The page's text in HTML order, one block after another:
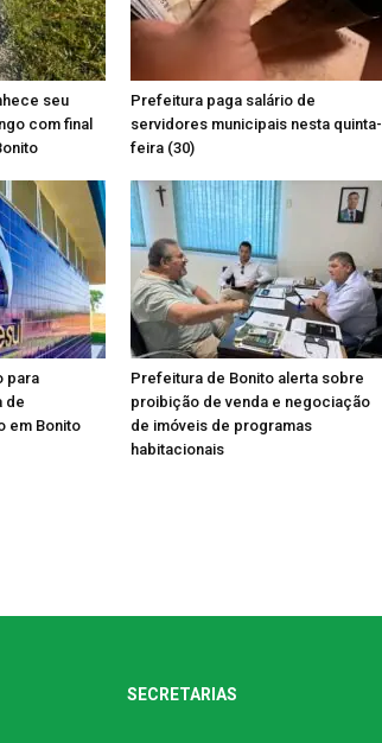
seu
com final
Prefeitura paga salário de
servidores municipais nesta quinta-
feira (30)
para
de
em Bonito
Prefeitura de Bonito alerta sobre
proibição de venda e negociação
de imóveis de programas
habitacionais
SECRETARIAS